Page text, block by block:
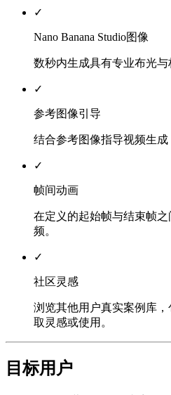
✓
Nano Banana Studio图像
数秒内生成具有专业布光与
✓
参考图像引导
结合参考图像指导视频生成
✓
帧间动画
在定义的起始帧与结束帧
频。
✓
社区灵感
浏览其他用户真实案例库
取灵感或使用。
目标用户